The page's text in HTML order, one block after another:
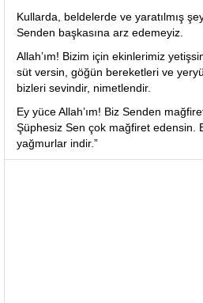
Kullarda, beldelerde ve yaratılmış
Senden başkasına arz edemeyiz.
Allah’ım! Bizim için ekinlerimiz
süt versin, göğün bereketleri ve
bizleri sevindir, nimetlendir.
Ey yüce Allah’ım! Biz Senden
Şüphesiz Sen çok mağfiret edensin.
yağmurlar indir.”